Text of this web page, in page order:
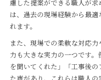
慮した提案ができる職人が
は、過去の現場経験から最
れます。
また、現場での柔軟な対応
力も大きな実力の一つです
を聞いてくれた」「工事後
た声があり、これらは職人